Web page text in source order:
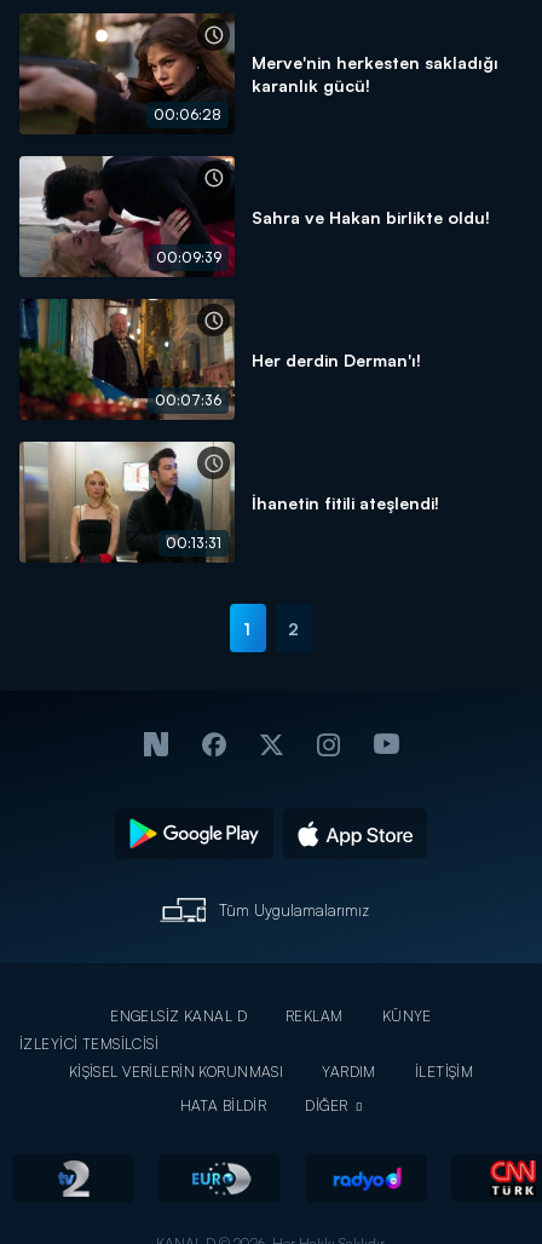
00:06:28
Merve'nin herkesten sakladığı
karanlık gücü!
00:09:39
Sahra ve Hakan birlikte oldu!
00:07:36
Her derdin Derman'ı!
00:13:31
İhanetin fitili ateşlendi!
1 2
Tüm Uygulamalarımız
ENGELSİZ KANAL D REKLAM
KÜNYE
İZLEYİCİ TEMSİLCİSİ
KİŞİSEL VERİLERİN KORUNMASI
YARDIM
İLETİŞİM
HATA BİLDİR
DİĞER